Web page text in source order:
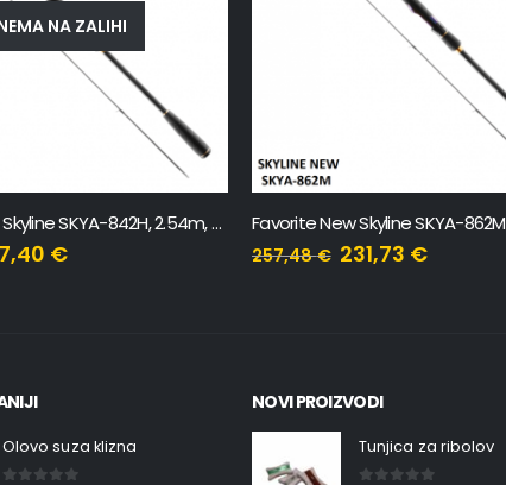
NA ZALIHI
Favorite New Skyline SKYA-842H, 2.54m, 20-60g
€ 257,48€ 231,73 €
Olovo suza klizna
NOVI PROIZVODI
Tunjica za ribolov